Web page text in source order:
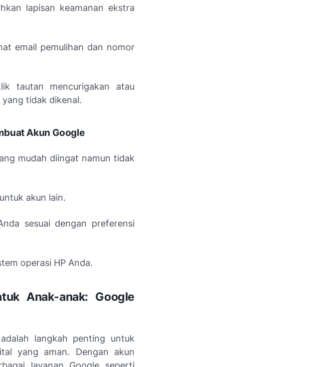
lapisan keamanan ekstra
email pemulihan dan nomor
tautan mencurigakan atau
tidak dikenal.
Akun Google
mudah diingat namun tidak
akun lain.
sesuai dengan preferensi
operasi HP Anda.
Anak-anak: Google
langkah penting untuk
yang aman. Dengan akun